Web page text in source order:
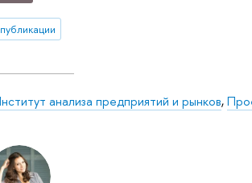
публикации
анализа предприятий и рынков,